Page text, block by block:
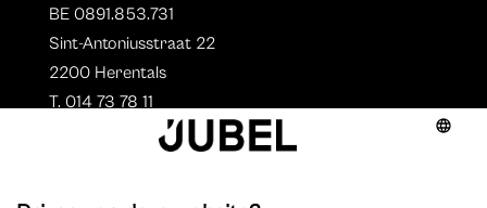
BE 0891.853.731
Sint-Antoniusstraat 22
2200 Herentals
T. 014 73 78 11